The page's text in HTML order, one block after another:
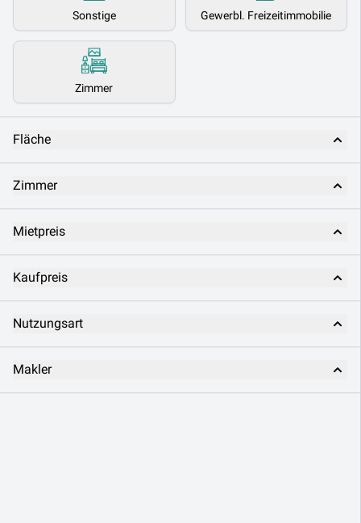
Sonstige Gewerbl. Freizeitimmobilie
Zimmer
Fläche
Zimmer
Mietpreis
Kaufpreis
Nutzungsart
Makler